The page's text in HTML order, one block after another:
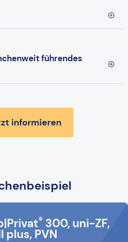
führendes
informieren
® 300, uni-ZF,
plus, PVN